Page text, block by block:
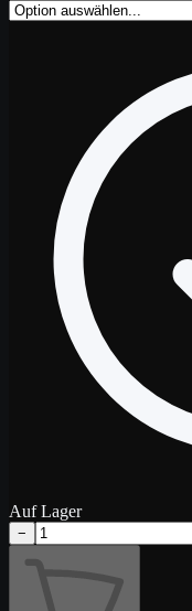
Auf Lager
−